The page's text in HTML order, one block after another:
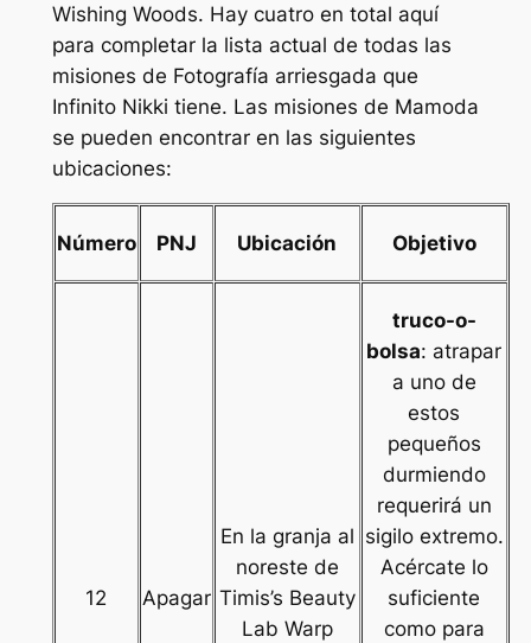
Wishing Woods. Hay cuatro en total aquí
para completar la lista actual de todas las
misiones de Fotografía arriesgada que
Infinito Nikki tiene. Las misiones de Mamoda
se pueden encontrar en las siguientes
ubicaciones:
Número PNJ Ubicación Objetivo
12 Apagar
En la granja al
noreste de
Timis’s Beauty
Lab Warp
truco-o-
bolsa: atrapar
a uno de
estos
pequeños
durmiendo
requerirá un
sigilo extremo.
Acércate lo
suficiente
como para